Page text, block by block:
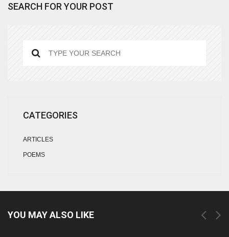
SEARCH FOR YOUR POST
CATEGORIES
ARTICLES
POEMS
YOU MAY ALSO LIKE